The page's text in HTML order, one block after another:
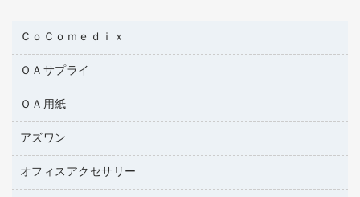
ＣｏＣｏｍｅｄｉｘ
医療・介護用品
ＯＡサプライ
インクカートリッジ
トナーカートリッジ
ファクシミリトナー
ＯＡ用紙
インクジェットプリンタ用紙
その他コピー用紙・プリンタ用紙
アズワン
医療・介護用品（食品・飲料・食添製品）
オフィスアクセサリー